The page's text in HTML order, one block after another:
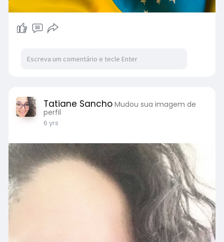
Tatiane Sancho Mudou sua imagem de
perfil
6 yrs